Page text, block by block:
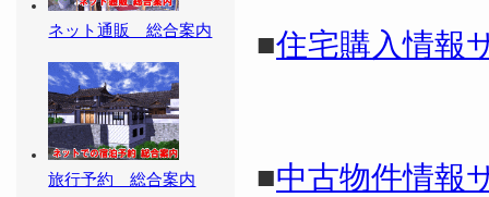
■住宅購入情報
■中古物件情報
ネット通販 総合案内
旅行予約 総合案内